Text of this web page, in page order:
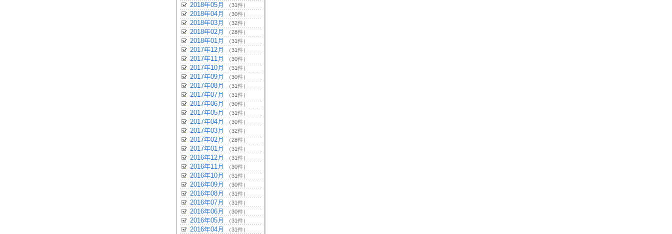
2018年05月 （31件）
2018年04月 （30件）
2018年03月 （32件）
2018年02月 （28件）
2018年01月 （31件）
2017年12月 （31件）
2017年11月 （30件）
2017年10月 （31件）
2017年09月 （30件）
2017年08月 （31件）
2017年07月 （31件）
2017年06月 （30件）
2017年05月 （31件）
2017年04月 （30件）
2017年03月 （32件）
2017年02月 （28件）
2017年01月 （31件）
2016年12月 （31件）
2016年11月 （30件）
2016年10月 （31件）
2016年09月 （30件）
2016年08月 （31件）
2016年07月 （31件）
2016年06月 （30件）
2016年05月 （31件）
2016年04月 （31件）